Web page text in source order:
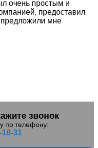
очень простым и
предоставил
мне
звонок
по телефону:
10-31